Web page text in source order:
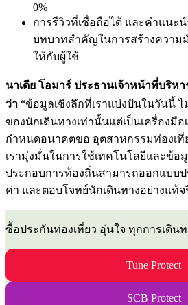
0%
การรีวิวที่เชื่อถือได้ และคำแนะ
บทบาทสำคัญในการสร้างความ
ให้กับผู้ใช้
นาเดีย โอมาร์ ประธานเจ้าหน้าที่บริห
ว่า “ข้อมูลเชิงลึกที่เราแบ่งปันในวันนี้ ไ
ของนักเดินทางเท่านั้นแต่เป็นเครื่องมือ
กำหนดอนาคตขอ อุตสาหกรรมท่องเที่
เรามุ่งมั่นในการใช้เทคโนโลยีและข้อ
ประกอบการท้องถิ่นสามารถออกแบบ
ค่า และตอบโจทย์นักเดินทางอย่างแท้จ
ซื้อประกันท่องเที่ยว อุ่นใจ ทุกการเดินท
Tune Protect
SCB Protect